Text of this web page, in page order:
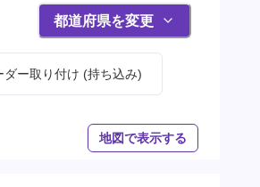
都道府県を変更
ダー取り付け (持ち込み)
地図で表示する